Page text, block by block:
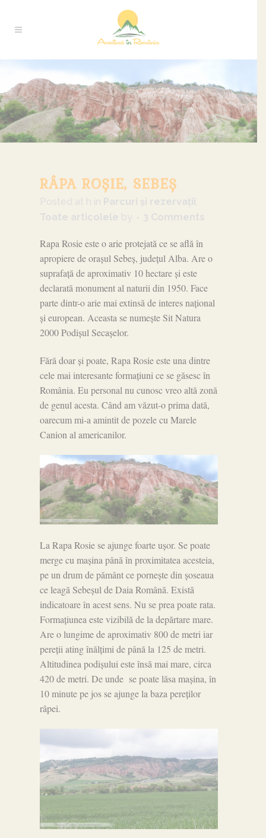
RÂPA ROȘIE, SEBEȘ
Rapa Rosie este o arie protejată ce se află în
apropiere de orașul Sebeș, județul Alba. Are o
suprafață de aproximativ 10 hectare și este
declarată monument al naturii din 1950. Face
parte dintr-o arie mai extinsă de interes național
și european. Aceasta se numește Sit Natura
2000 Podișul Secașelor.
Fără doar și poate, Rapa Rosie este una dintre
cele mai interesante formațiuni ce se găsesc în
România. Eu personal nu cunosc vreo altă zonă
de genul acesta. Când am văzut-o prima dată,
oarecum mi-a amintit de pozele cu Marele
Canion al americanilor.
La Rapa Rosie se ajunge foarte ușor. Se poate
merge cu mașina până în proximitatea acesteia,
pe un drum de pământ ce pornește din șoseaua
ce leagă Sebeșul de Daia Română. Există
indicatoare în acest sens. Nu se prea poate rata.
Formațiunea este vizibilă de la depărtare mare.
Are o lungime de aproximativ 800 de metri iar
pereții ating înălțimi de până la 125 de metri.
Altitudinea podișului este însă mai mare, circa
420 de metri. De unde se poate lăsa mașina, în
10 minute pe jos se ajunge la baza pereților
râpei.